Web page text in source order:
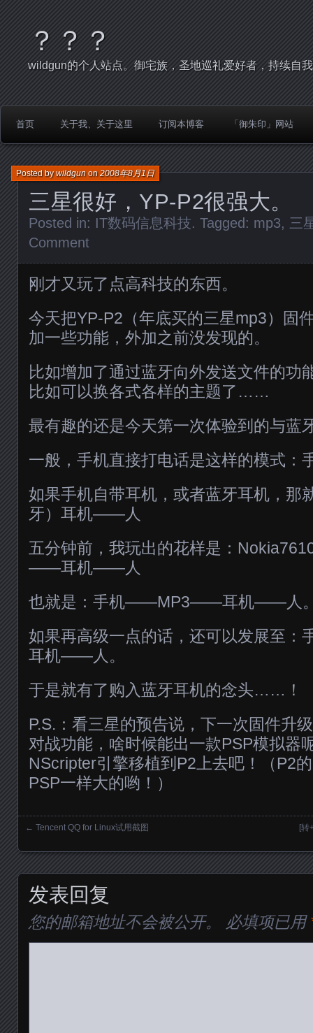
？？？
wildgun的个人站点。御宅族，圣地巡礼爱好者，持续自
首页 关于我、关于这里 订阅本博客 「御朱印」网站
三星很好，YP-P2很强大。
Posted bywildgunon2008年8月1日
Posted in: IT数码信息科技. Tagged: mp3, 三
Comment
刚才又玩了点高科技的东西。
今天把YP-P2（年底买的三星mp3）固
加一些功能，外加之前没发现的。
比如增加了通过蓝牙向外发送文件的功
比如可以换各式各样的主题了……
最有趣的还是今天第一次体验到的与蓝
一般，手机直接打电话是这样的模式
如果手机自带耳机，或者蓝牙耳机，
牙）耳机——人
五分钟前，我玩出的花样是：
——耳机——人
也就是：手机——MP3——耳机——人
如果再高级一点的话，还可以发展至
耳机——人。
于是就有了购入蓝牙耳机的念头……！
P.S.：看三星的预告说，下一次固件升
对战功能，啥时候能出一款PSP模拟
NScripter引擎移植到P2上去吧！（P2
PSP一样大的哟！）
← Tencent QQ for Linux试用截图 [转
发表回复
您的邮箱地址不会被公开。 必填项已用